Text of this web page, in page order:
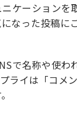
ケーションを
なった投稿に
で名称や使わ
ライは「コメ